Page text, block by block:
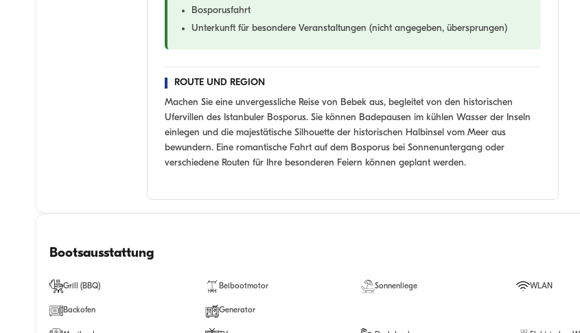
Bosporusfahrt
Unterkunft für besondere Veranstaltungen (nicht angegeben, übersprungen)
ROUTE UND REGION
Machen Sie eine unvergessliche Reise von Bebek aus, begleitet von den historischen
Ufervillen des Istanbuler Bosporus. Sie können Badepausen im kühlen Wasser der Inseln
einlegen und die majestätische Silhouette der historischen Halbinsel vom Meer aus
bewundern. Eine romantische Fahrt auf dem Bosporus bei Sonnenuntergang oder
verschiedene Routen für Ihre besonderen Feiern können geplant werden.
Bootsausstattung
Grill (BBQ) Beibootmotor Sonnenliege WLAN
Backofen Generator